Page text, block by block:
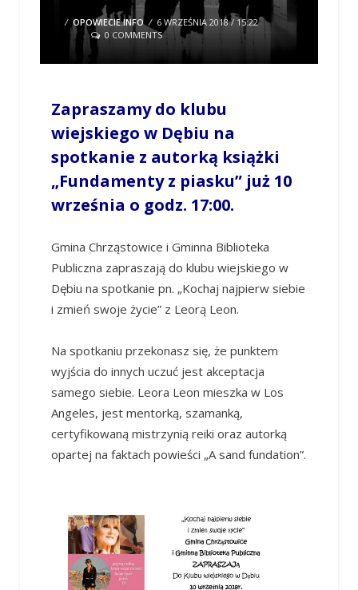
/ OPOWIECIE.INFO / 6 WRZEŚNIA 2018 / 15:22
0 COMMENTS
Zapraszamy do klubu
wiejskiego w Dębiu na
spotkanie z autorką książki
„Fundamenty z piasku” już 10
września o godz. 17:00.
Gmina Chrząstowice i Gminna Biblioteka
Publiczna zapraszają do klubu wiejskiego w
Dębiu na spotkanie pn. „Kochaj najpierw siebie
i zmień swoje życie” z Leorą Leon.
Na spotkaniu przekonasz się, że punktem
wyjścia do innych uczuć jest akceptacja
samego siebie. Leora Leon mieszka w Los
Angeles, jest mentorką, szamanką,
certyfikowaną mistrzynią reiki oraz autorką
opartej na faktach powieści „A sand fundation”.